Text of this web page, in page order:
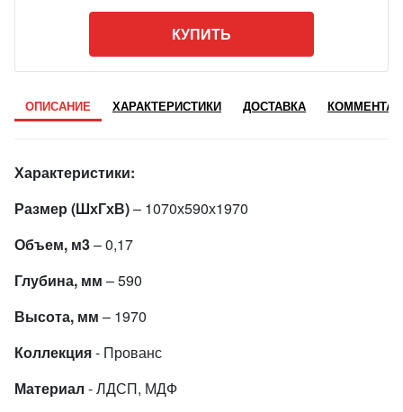
КУПИТЬ
ОПИСАНИЕ ХАРАКТЕРИСТИКИ ДОСТАВКА
Характеристики:
Размер (ШхГхВ)– 1070х590х1970
Объем, м3– 0,17
Глубина, мм – 590
Высота, мм – 1970
Коллекция- Прованс
Материал - ЛДСП, МДФ